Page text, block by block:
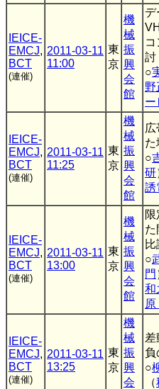
IEICE-
EMCJ,
BCT
(連催)
2011-03-11
11:00
東
京
機
械
振
興
会
館
デ
討
○
野
ー
IEICE-
EMCJ,
BCT
(連催)
2011-03-11
11:25
東
京
機
械
振
興
会
館
た
○
研
誘
IEICE-
EMCJ,
BCT
(連催)
2011-03-11
13:00
東
京
機
械
振
興
会
館
た
○
門
和
IEICE-
EMCJ,
BCT
(連催)
2011-03-11
13:25
東
京
機
械
振
興
会
差
負
○
（